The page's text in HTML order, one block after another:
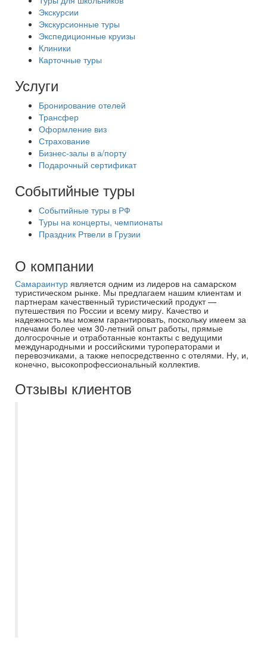
Экскурсии
Экскурсионные туры
Экспедиционные круизы
Клиники
Карточные туры
Услуги
Бронирование отелей
Трансфер
Оформление виз
Страхование
Бизнес-залы в а/порту
Подарочный сертификат
Событийные туры
Событийные туры в РФ
Туры на концерты, чемпионаты
Праздник Ртвели в Грузии
О компании
Самараинтур является одним из лидеров на самарском
туристическом рынке. Мы предлагаем нашим клиентам и
партнерам качественный туристический продукт —
путешествия по России и всему миру. Качество и
надежность мы можем гарантировать, поскольку имеем за
плечами более чем 30-летний опыт работы, прямые
долгосрочные и отработанные контакты с ведущими
международными и российскими туроператорами и
перевозчиками, а также непосредственно с отелями. Ну, и,
конечно, высокопрофессиональный коллектив.
Отзывы клиентов